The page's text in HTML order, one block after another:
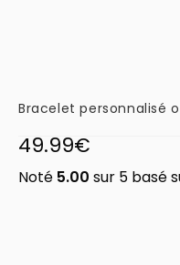
Bracelet personnalisé
49.99€
Noté 5.00 sur 5 basé